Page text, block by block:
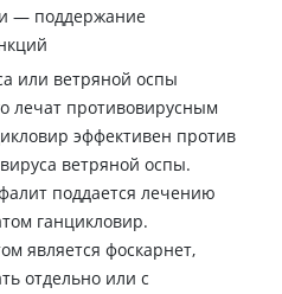
— поддержание
или ветряной оспы
лечат противовирусным
эффективен против
ветряной оспы.
поддается лечению
ганцикловир.
является фоскарнет,
отдельно или с